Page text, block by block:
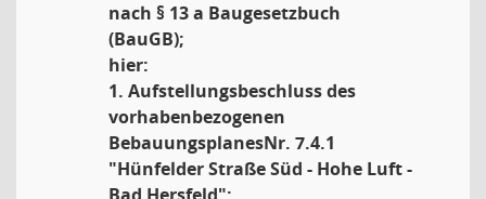
nach § 13 a Baugesetzbuch
(BauGB);
hier:
1. Aufstellungsbeschluss des
vorhabenbezogenen
BebauungsplanesNr. 7.4.1
"Hünfelder Straße Süd - Hohe Luft -